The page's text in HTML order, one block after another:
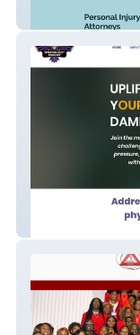
Sistasinlaw